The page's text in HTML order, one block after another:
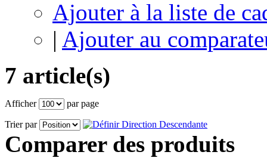
Ajouter à la liste de
| Ajouter au
7 article(s)
Afficher par page
Trier par
Comparer des produits